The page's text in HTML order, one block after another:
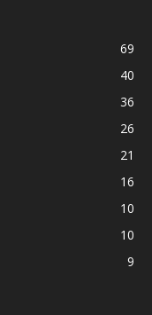
69
40
36
26
21
16
10
10
9